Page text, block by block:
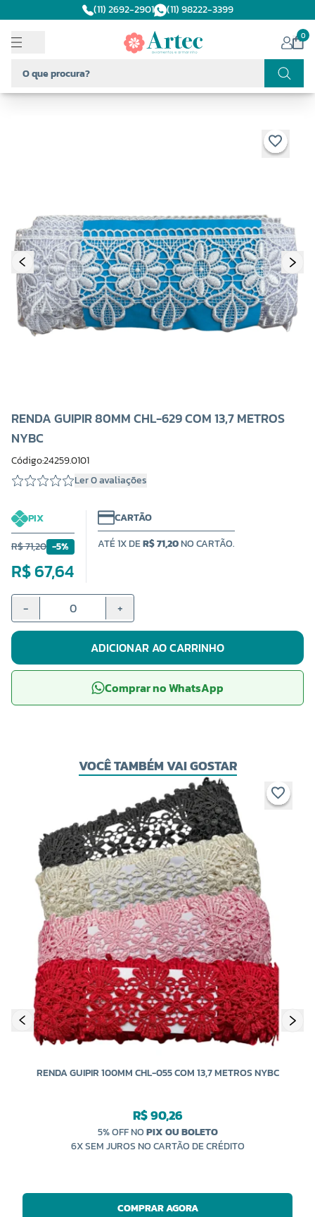
(11) 2692-2901 (11) 98222-3399
0
RENDA GUIPIR 80MM CHL-629 COM 13,7 METROS
NYBC
Código:24259.0101
Ler 0 avaliações
PIX
R$ 71,20 -5%
R$ 67,64
CARTÃO
ATÉ 1X DER$ 71,20NO CARTÃO.
- +
ADICIONAR AO CARRINHO
Comprar no WhatsApp
VOCÊ TAMBÉM VAI GOSTAR
RENDA GUIPIR 100MM CHL-055 COM 13,7 METROS NYBC
R$ 90,26
5% OFF NOPIX OU BOLETO
6X SEM JUROS NO CARTÃO DE CRÉDITO
COMPRAR AGORA